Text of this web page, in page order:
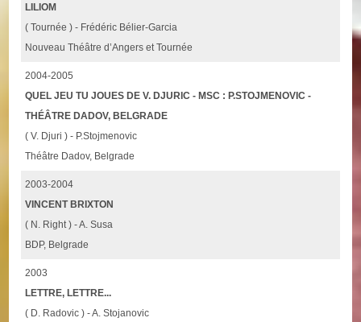
LILIOM
( Tournée ) - Frédéric Bélier-Garcia
Nouveau Théâtre d’Angers et Tournée
2004-2005
QUEL JEU TU JOUES DE V. DJURIC - MSC : P.STOJMENOVIC -
THÉÂTRE DADOV, BELGRADE
( V. Djuri ) - P.Stojmenovic
Théâtre Dadov, Belgrade
2003-2004
VINCENT BRIXTON
( N. Right ) - A. Susa
BDP, Belgrade
2003
LETTRE, LETTRE...
( D. Radovic ) - A. Stojanovic